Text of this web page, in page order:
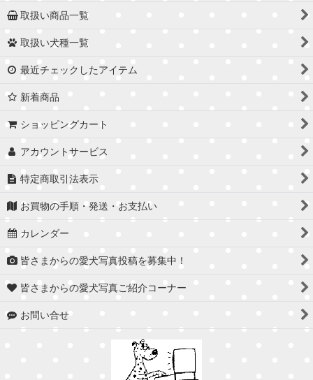
取扱い商品一覧
取扱い犬種一覧
最近チェックしたアイテム
新着商品
ショッピングカート
アカウントサービス
特定商取引法表示
お買物の手順・発送・お支払い
カレンダー
皆さまからの愛犬写真投稿を募集中！
皆さまからの愛犬写真ご紹介コーナー
お問い合せ